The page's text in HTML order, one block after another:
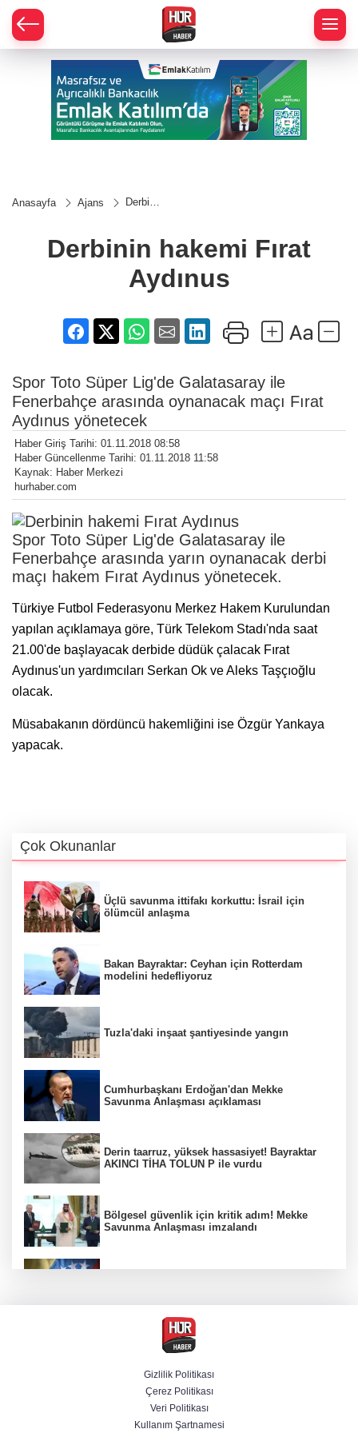
Anasayfa Ajans
Derbinin
Aydınus
Derbinin hakemi Fırat
Aydınus
Spor Toto Süper Lig'de Galatasaray ile
Fenerbahçe arasında oynanacak maçı Fırat
Aydınus yönetecek
Haber Giriş Tarihi: 01.11.2018 08:58
Haber Güncellenme Tarihi: 01.11.2018 11:58
Kaynak: Haber Merkezi
hurhaber.com
Spor Toto Süper Lig'de Galatasaray ile
Fenerbahçe arasında yarın oynanacak derbi
maçı hakem Fırat Aydınus yönetecek.
Türkiye Futbol Federasyonu Merkez Hakem Kurulundan
yapılan açıklamaya göre, Türk Telekom Stadı'nda saat
21.00'de başlayacak derbide düdük çalacak Fırat
Aydınus'un yardımcıları Serkan Ok ve Aleks Taşçıoğlu
olacak.
Müsabakanın dördüncü hakemliğini ise Özgür Yankaya
yapacak.
Çok Okunanlar
Üçlü savunma ittifakı korkuttu: İsrail için
ölümcül anlaşma
Bakan Bayraktar: Ceyhan için Rotterdam
modelini hedefliyoruz
Tuzla'daki inşaat şantiyesinde yangın
Cumhurbaşkanı Erdoğan'dan Mekke
Savunma Anlaşması açıklaması
Derin taarruz, yüksek hassasiyet! Bayraktar
AKINCI TİHA TOLUN P ile vurdu
Bölgesel güvenlik için kritik adım! Mekke
Savunma Anlaşması imzalandı
Trump imzaladı! Doğumla vatandaşlığa
kısıtlamalar genişletildi
BM'nin teklifine Türk tarafından kabul,
Rumlardan ret
Gizlilik Politikası
Çerez Politikası
Veri Politikası
Kullanım Şartnamesi